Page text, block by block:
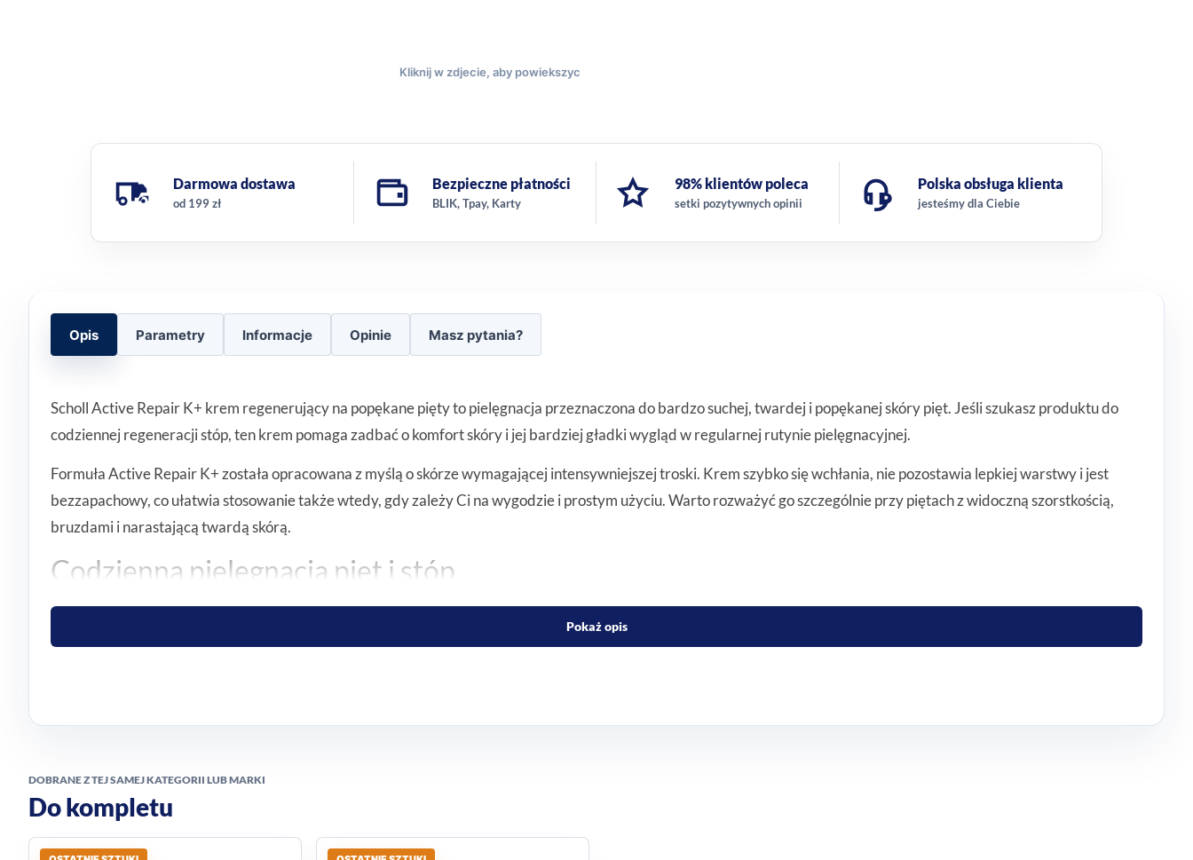
Darmowa dostawa
od 199 zł
Bezpieczne płatności
BLIK, Tpay, Karty
98% klientów poleca
setki pozytywnych opinii
Polska obsługa klienta
jesteśmy dla Ciebie
Opis Parametry Informacje Opinie Masz pytania?
Scholl Active Repair K+ krem regenerujący na popękane pięty to pielęgnacja przeznaczona do bardzo suchej, twardej i popękanej skóry pięt. Jeśli szukasz produktu do
codziennej regeneracji stóp, ten krem pomaga zadbać o komfort skóry i jej bardziej gładki wygląd w regularnej rutynie pielęgnacyjnej.
Formuła Active Repair K+ została opracowana z myślą o skórze wymagającej intensywniejszej troski. Krem szybko się wchłania, nie pozostawia lepkiej warstwy i jest
bezzapachowy, co ułatwia stosowanie także wtedy, gdy zależy Ci na wygodzie i prostym użyciu. Warto rozważyć go szczególnie przy piętach z widoczną szorstkością,
bruzdami i narastającą twardą skórą.
Codzienna pielęgnacja pięt i stóp
Produkt sprawdza się jako element regularnej pielęgnacji stóp, zwłaszcza gdy skóra potrzebuje wsparcia w codziennym nawilżeniu i wygładzeniu. Może być stosowany na
większe obszary problemowe, takie jak pięty czy śródstopie.
Krem ma lekką konsystencję, dzięki czemu dobrze wpisuje się w szybki rytm dnia. To praktyczny wybór dla osób, które chcą połączyć pielęgnację skóry z wygodą
do bardzo suchej, twardej i popękanej skóry pięt
pomaga zadbać o bardziej miękką i gładką skórę
szybko się wchłania i nie klei się
Pokaż opis
DOBRANE Z TEJ SAMEJ KATEGORII LUB MARKI
Do kompletu